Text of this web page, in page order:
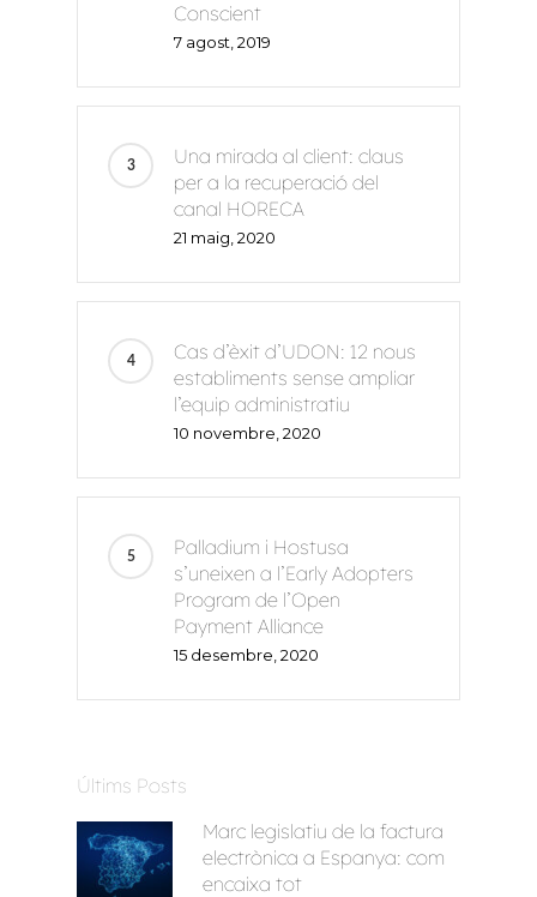
Conscient
7 agost, 2019
Una mirada al client: claus
per a la recuperació del
canal HORECA
21 maig, 2020
Cas d’èxit d’UDON: 12 nous
establiments sense ampliar
l’equip administratiu
10 novembre, 2020
Palladium i Hostusa
s’uneixen a l’Early Adopters
Program de l’Open
Payment Alliance
15 desembre, 2020
Últims Posts
Marc legislatiu de la factura
electrònica a Espanya: com
encaixa tot
Inici
FR